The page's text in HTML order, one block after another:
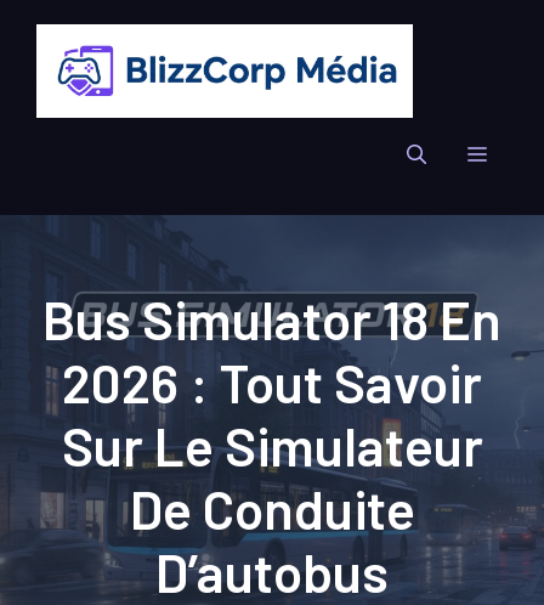
contenu
Menu
Bus Simulator 18 En
2026 : Tout Savoir
Sur Le Simulateur
De Conduite
D’autobus